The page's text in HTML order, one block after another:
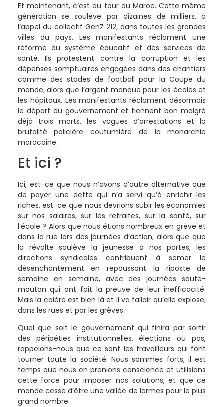
Et maintenant, c’est au tour du Maroc. Cette même
génération se soulève par dizaines de milliers, à
l’appel du collectif GenZ 212, dans toutes les grandes
villes du pays. Les manifestants réclament une
réforme du système éducatif et des services de
santé. Ils protestent contre la corruption et les
dépenses somptuaires engagées dans des chantiers
comme des stades de football pour la Coupe du
monde, alors que l’argent manque pour les écoles et
les hôpitaux. Les manifestants réclament désormais
le départ du gouvernement et tiennent bon malgré
déjà trois morts, les vagues d’arrestations et la
brutalité policière coutumière de la monarchie
marocaine.
Et ici ?
Ici, est-ce que nous n’avons d’autre alternative que
de payer une dette qui n’a servi qu’à enrichir les
riches, est-ce que nous devrions subir les économies
sur nos salaires, sur les retraites, sur la santé, sur
l’école ? Alors que nous étions nombreux en grève et
dans la rue lors des journées d’action, alors que que
la révolte soulève la jeunesse à nos portes, les
directions syndicales contribuent à semer le
désenchantement en repoussant la riposte de
semaine en semaine, avec des journées saute-
mouton qui ont fait la preuve de leur inefficacité.
Mais la colère est bien là et il va falloir qu’elle explose,
dans les rues et par les grèves.
Quel que soit le gouvernement qui finira par sortir
des péripéties institutionnelles, élections ou pas,
rappelons-nous que ce sont les travailleurs qui font
tourner toute la société. Nous sommes forts, il est
temps que nous en prenions conscience et utilisions
cette force pour imposer nos solutions, et que ce
monde cesse d’être une vallée de larmes pour le plus
grand nombre.